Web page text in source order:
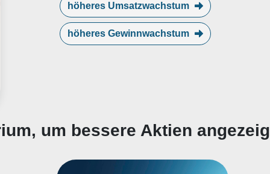
höheres Umsatzwachstum
höheres Gewinnwachstum
um bessere Aktien